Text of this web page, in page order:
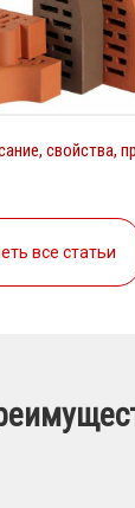
свойства,
все статьи